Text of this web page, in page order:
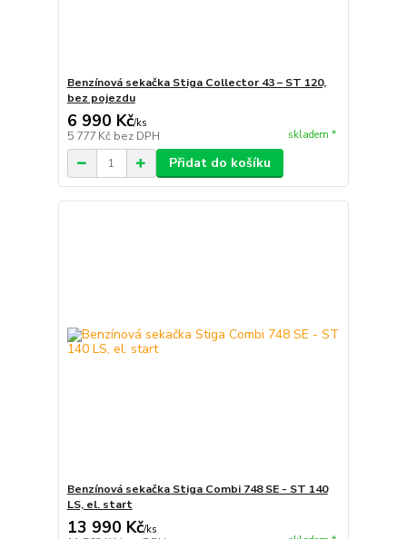
Benzínová sekačka Stiga Collector 43 – ST 120,
bez pojezdu
6 990 Kč/ks
5 777 Kč bez DPH skladem *
Přidat do košíku
Benzínová sekačka Stiga Combi 748 SE - ST 140
LS, el. start
13 990 Kč/ks